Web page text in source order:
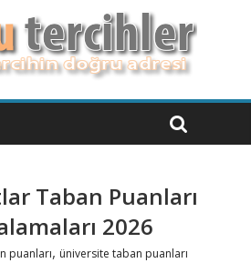
Taban Puanları
2026
puanları, üniversite taban puanları